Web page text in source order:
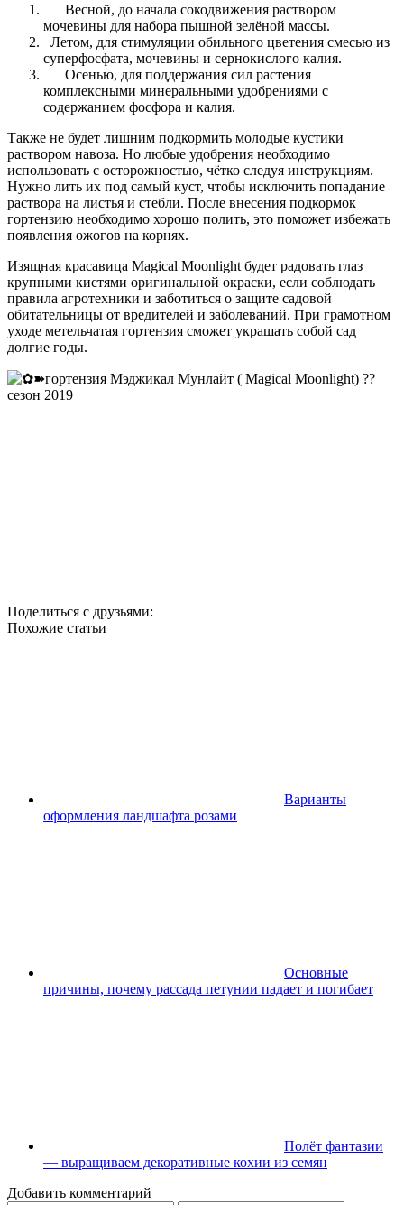
Весной, до начала сокодвижения раствором
мочевины для набора пышной зелёной массы.
Летом, для стимуляции обильного цветения смесью из
суперфосфата, мочевины и сернокислого калия.
Осенью, для поддержания сил растения
комплексными минеральными удобрениями с
содержанием фосфора и калия.
Также не будет лишним подкормить молодые кустики
раствором навоза. Но любые удобрения необходимо
использовать с осторожностью, чётко следуя инструкциям.
Нужно лить их под самый куст, чтобы исключить попадание
раствора на листья и стебли. После внесения подкормок
гортензию необходимо хорошо полить, это поможет избежать
появления ожогов на корнях.
Изящная красавица Magical Moonlight будет радовать глаз
крупными кистями оригинальной окраски, если соблюдать
правила агротехники и заботиться о защите садовой
обитательницы от вредителей и заболеваний. При грамотном
уходе метельчатая гортензия сможет украшать собой сад
долгие годы.
Поделиться с друзьями:
Похожие статьи
Варианты
оформления ландшафта розами
Основные
причины, почему рассада петунии падает и погибает
Полёт фантазии
— выращиваем декоративные кохии из семян
Добавить комментарий